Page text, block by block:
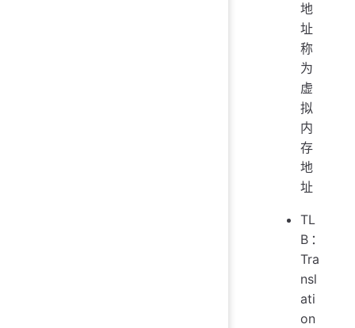
地
址
称
为
虚
拟
内
存
地
址
TL
B：
Tra
nsl
ati
on